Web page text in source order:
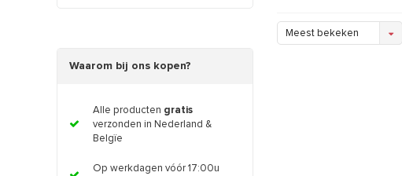
Waarom bij ons kopen?
Alle producten gratis
verzonden in Nederland &
Belgïe
Op werkdagen vóór 17:00u
Meest bekeken